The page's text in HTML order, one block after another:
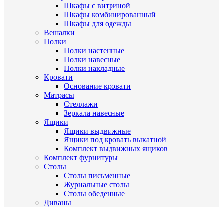
Шкафы с витриной
Шкафы комбинированный
Шкафы для одежды
Вешалки
Полки
Полки настенные
Полки навесные
Полки накладные
Кровати
Основание кровати
Матрасы
Стеллажи
Зеркала навесные
Ящики
Ящики выдвижные
Ящики под кровать выкатной
Комплект выдвижных ящиков
Комплект фурнитуры
Столы
Столы письменные
Журнальные cтолы
Столы обеденные
Диваны